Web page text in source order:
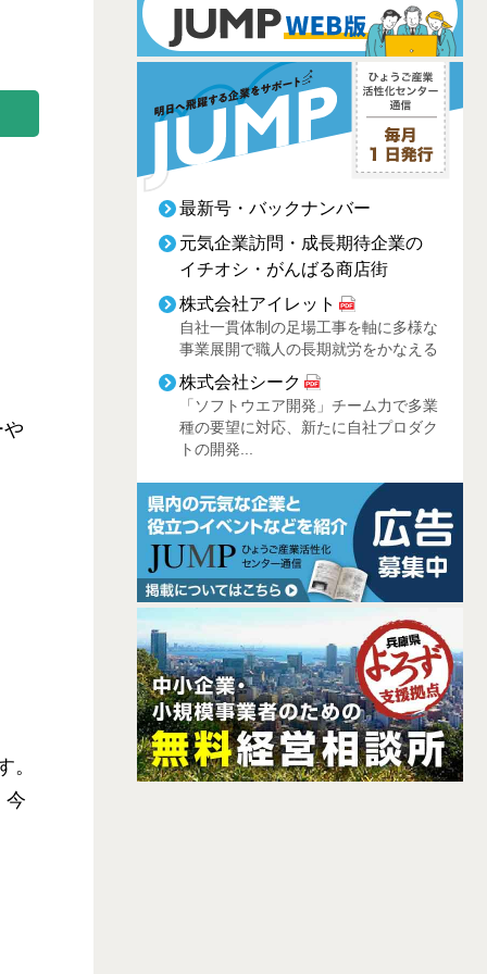
。
今
最新号・バックナンバー
元気企業訪問・成長期待企業の
イチオシ・がんばる商店街
株式会社アイレット
自社一貫体制の足場工事を軸に多様な
事業展開で職人の長期就労をかなえる
株式会社シーク
「ソフトウエア開発」チーム力で多業
種の要望に対応、新たに自社プロダク
トの開発...